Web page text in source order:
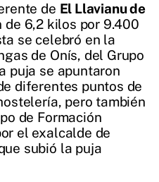
de El Llavianu de
de 6,2 kilos por 9.400
se celebró en la
de Onís, del Grupo
puja se apuntaron
diferentes puntos de
pero también
de Formación
el exalcalde de
subió la puja